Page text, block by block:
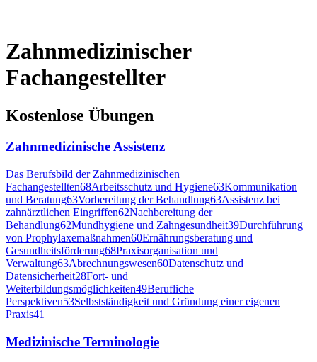
Zahnmedizinischer
Fachangestellter
Kostenlose Übungen
Zahnmedizinische Assistenz
Das Berufsbild der Zahnmedizinischen
Fachangestellten68Arbeitsschutz und Hygiene63Kommunikation
und Beratung63Vorbereitung der Behandlung63Assistenz bei
zahnärztlichen Eingriffen62Nachbereitung der
Behandlung62Mundhygiene und Zahngesundheit39Durchführung
von Prophylaxemaßnahmen60Ernährungsberatung und
Gesundheitsförderung68Praxisorganisation und
Verwaltung63Abrechnungswesen60Datenschutz und
Datensicherheit28Fort- und
Weiterbildungsmöglichkeiten49Berufliche
Perspektiven53Selbstständigkeit und Gründung einer eigenen
Praxis41
Medizinische Terminologie